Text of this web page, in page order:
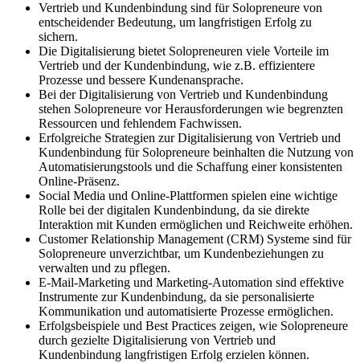
Vertrieb und Kundenbindung sind für Solopreneure von
entscheidender Bedeutung, um langfristigen Erfolg zu
sichern.
Die Digitalisierung bietet Solopreneuren viele Vorteile im
Vertrieb und der Kundenbindung, wie z.B. effizientere
Prozesse und bessere Kundenansprache.
Bei der Digitalisierung von Vertrieb und Kundenbindung
stehen Solopreneure vor Herausforderungen wie begrenzten
Ressourcen und fehlendem Fachwissen.
Erfolgreiche Strategien zur Digitalisierung von Vertrieb und
Kundenbindung für Solopreneure beinhalten die Nutzung von
Automatisierungstools und die Schaffung einer konsistenten
Online-Präsenz.
Social Media und Online-Plattformen spielen eine wichtige
Rolle bei der digitalen Kundenbindung, da sie direkte
Interaktion mit Kunden ermöglichen und Reichweite erhöhen.
Customer Relationship Management (CRM) Systeme sind für
Solopreneure unverzichtbar, um Kundenbeziehungen zu
verwalten und zu pflegen.
E-Mail-Marketing und Marketing-Automation sind effektive
Instrumente zur Kundenbindung, da sie personalisierte
Kommunikation und automatisierte Prozesse ermöglichen.
Erfolgsbeispiele und Best Practices zeigen, wie Solopreneure
durch gezielte Digitalisierung von Vertrieb und
Kundenbindung langfristigen Erfolg erzielen können.